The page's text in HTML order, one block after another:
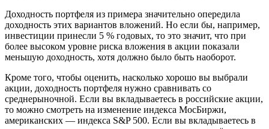
Доходность портфеля из примера значительно опередила
доходность этих вариантов вложений. Но если бы, например,
инвестиции принесли 5 % годовых, то это значит, что при
более высоком уровне риска вложения в акции показали
меньшую доходность, хотя должно было быть наоборот.
Кроме того, чтобы оценить, насколько хорошо вы выбрали
акции, доходность портфеля нужно сравнивать со
среднерыночной. Если вы вкладываетесь в российские акции,
то можно смотреть на изменение индекса МосБиржи,
американских — индекса S&P 500. Если вы вкладываетесь в